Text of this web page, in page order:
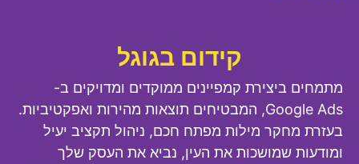
קידום בגוגל
מתמחים ביצירת קמפיינים ממוקדים ומדויקים ב-
Google Ads, המבטיחים תוצאות מהירות ואפקטיביות.
בעזרת מחקר מילות מפתח חכם, ניהול תקציב יעיל
ומודעות שמושכות את העין, נביא את העסק שלך